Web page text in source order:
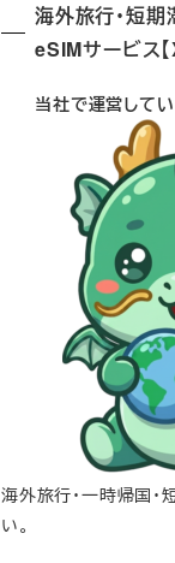
海外旅行・短期
eSIMサービス
当社で運営してい
海外旅行・一時帰国・
い。